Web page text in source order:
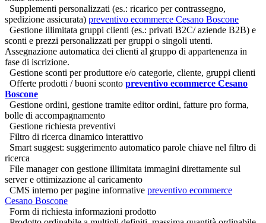
Supplementi personalizzati (es.: ricarico per contrassegno,
spedizione assicurata) preventivo ecommerce Cesano Boscone
Gestione illimitata gruppi clienti (es.: privati B2C/ aziende B2B) e
sconti e prezzi personalizzati per gruppi o singoli utenti.
Assegnazione automatica dei clienti al gruppo di appartenenza in
fase di iscrizione.
Gestione sconti per produttore e/o categorie, cliente, gruppi clienti
Offerte prodotti / buoni sconto preventivo ecommerce Cesano
Boscone
Gestione ordini, gestione tramite editor ordini, fatture pro forma,
bolle di accompagnamento
Gestione richiesta preventivi
Filtro di ricerca dinamico interattivo
Smart suggest: suggerimento automatico parole chiave nel filtro di
ricerca
File manager con gestione illimitata immagini direttamente sul
server e ottimizazione al caricamento
CMS interno per pagine informative preventivo ecommerce
Cesano Boscone
Form di richiesta informazioni prodotto